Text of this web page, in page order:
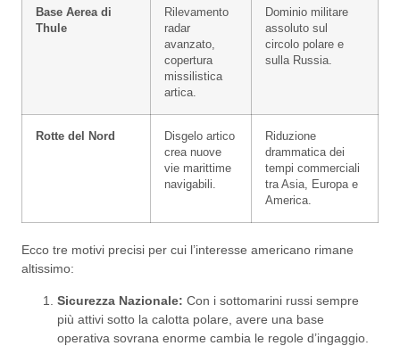
Base Aerea di
Thule
Rilevamento
radar
avanzato,
copertura
missilistica
artica.
Dominio militare
assoluto sul
circolo polare e
sulla Russia.
Rotte del Nord
Disgelo artico
crea nuove
vie marittime
navigabili.
Riduzione
drammatica dei
tempi commerciali
tra Asia, Europa e
America.
Ecco tre motivi precisi per cui l’interesse americano rimane
altissimo:
Sicurezza Nazionale: Con i sottomarini russi sempre
più attivi sotto la calotta polare, avere una base
operativa sovrana enorme cambia le regole d’ingaggio.